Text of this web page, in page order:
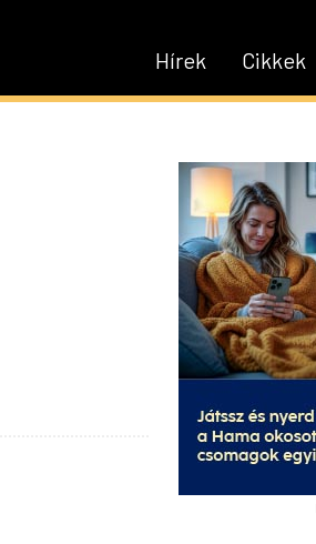
Cikkek
Hírek